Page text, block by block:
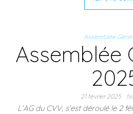
Assemblée
Assemblée
21 février 2025
L’AG du CVV, s’est déroulé le 2